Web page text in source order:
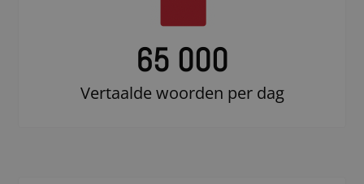
65 000
Vertaalde woorden per dag